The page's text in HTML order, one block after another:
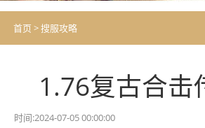
首页 >搜服攻略
1.76复古合
时间:2024-07-05 00:00:00